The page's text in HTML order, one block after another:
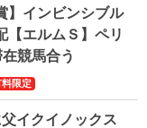
インビンシブル
【エルムＳ】ペリ
競馬合う
料限定
イクイノックス